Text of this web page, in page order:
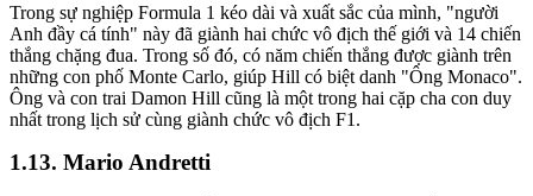
Trong sự nghiệp Formula 1 kéo dài và xuất sắc của mình, "người
Anh đầy cá tính" này đã giành hai chức vô địch thế giới và 14 chiến
thắng chặng đua. Trong số đó, có năm chiến thắng được giành trên
những con phố Monte Carlo, giúp Hill có biệt danh "Ông Monaco".
Ông và con trai Damon Hill cũng là một trong hai cặp cha con duy
nhất trong lịch sử cùng giành chức vô địch F1.
Mario Andretti